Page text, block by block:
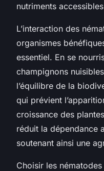
nutriments
L’interaction des
organismes
essentiel. En se
champignons
l’équilibre de la
qui prévient
croissance des
réduit la dépendance
soutenant ainsi une
Choisir les